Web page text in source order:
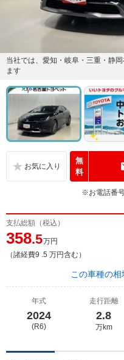
当社では、愛知・岐阜・三重・静
ます
無
料
※お電話番
支払総額（税込）
358.5万円
（諸経費9 .5 万円含む）
この車種の相
年式
2024
(R6)
走行距離
2.8
万km